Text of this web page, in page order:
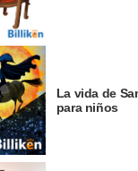
La vida de
para niños